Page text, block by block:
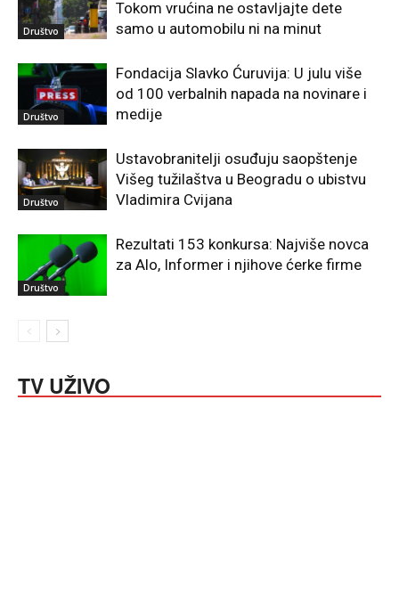
Društvo
Tokom vrućina ne ostavljajte dete
samo u automobilu ni na minut
Društvo
Fondacija Slavko Ćuruvija: U julu više
od 100 verbalnih napada na novinare i
medije
Društvo
Ustavobranitelji osuđuju saopštenje
Višeg tužilaštva u Beogradu o ubistvu
Vladimira Cvijana
Društvo
Rezultati 153 konkursa: Najviše novca
za Alo, Informer i njihove ćerke firme
TV UŽIVO